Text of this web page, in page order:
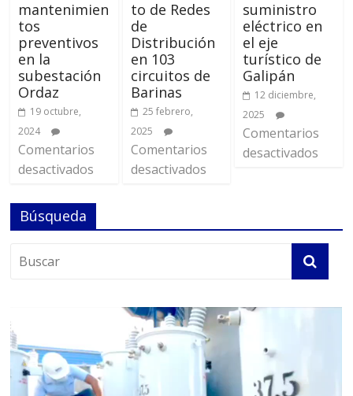
mantenimien
tos
preventivos
en la
subestación
Ordaz
19 octubre,
2024
Comentarios
desactivados
to de Redes
de
Distribución
en 103
circuitos de
Barinas
25 febrero,
2025
Comentarios
desactivados
suministro
eléctrico en
el eje
turístico de
Galipán
12 diciembre,
2025
Comentarios
desactivados
Búsqueda